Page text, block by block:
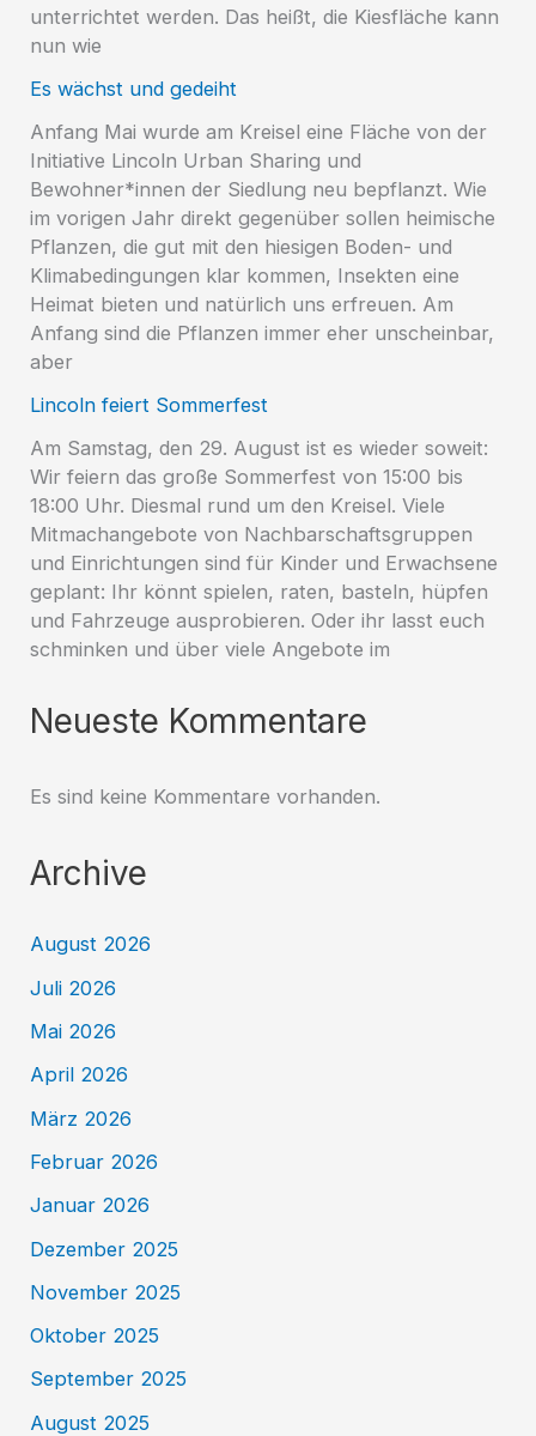
unterrichtet werden. Das heißt, die Kiesfläche kann
nun wie
Es wächst und gedeiht
Anfang Mai wurde am Kreisel eine Fläche von der
Initiative Lincoln Urban Sharing und
Bewohner*innen der Siedlung neu bepflanzt. Wie
im vorigen Jahr direkt gegenüber sollen heimische
Pflanzen, die gut mit den hiesigen Boden- und
Klimabedingungen klar kommen, Insekten eine
Heimat bieten und natürlich uns erfreuen. Am
Anfang sind die Pflanzen immer eher unscheinbar,
aber
Lincoln feiert Sommerfest
Am Samstag, den 29. August ist es wieder soweit:
Wir feiern das große Sommerfest von 15:00 bis
18:00 Uhr. Diesmal rund um den Kreisel. Viele
Mitmachangebote von Nachbarschaftsgruppen
und Einrichtungen sind für Kinder und Erwachsene
geplant: Ihr könnt spielen, raten, basteln, hüpfen
und Fahrzeuge ausprobieren. Oder ihr lasst euch
schminken und über viele Angebote im
Neueste Kommentare
Es sind keine Kommentare vorhanden.
Archive
August 2026
Juli 2026
Mai 2026
April 2026
März 2026
Februar 2026
Januar 2026
Dezember 2025
November 2025
Oktober 2025
September 2025
August 2025